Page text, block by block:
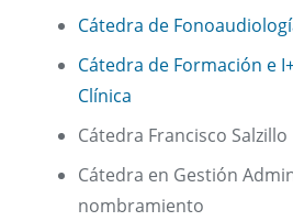
Cátedra de
Cátedra de Formación e
Clínica
Cátedra Francisco Salzillo
Cátedra en Gestión
nombramiento